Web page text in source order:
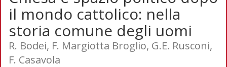
il mondo cattolico: nella
storia comune degli uomi
R. Bodei, F. Margiotta Broglio, G.E. Rusconi,
F. Casavola